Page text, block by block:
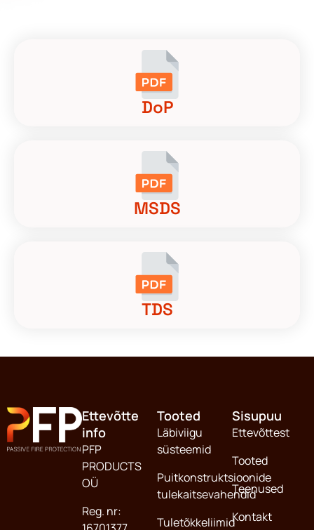
DoP
MSDS
TDS
Ettevõtte
info
PFP
PRODUCTS
OÜ
Reg. nr:
Tooted
Läbiviigu
süsteemid
Puitkonstruktsioonide
tulekaitsevahendid
Tuletõkkeliimid
Sisupuu
Ettevõttest
Tooted
Teenused
Kontakt